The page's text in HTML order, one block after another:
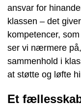
ansvar for
klassen – det
kompetencer,
ser vi nærmere
sammenhold i
at støtte og løfte
Et